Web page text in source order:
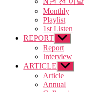
Monthly
Playlist
1st Listen
REPORT Show
sub
menu
Report
Interview
ARTICLE Show
sub
menu
Article
Annual